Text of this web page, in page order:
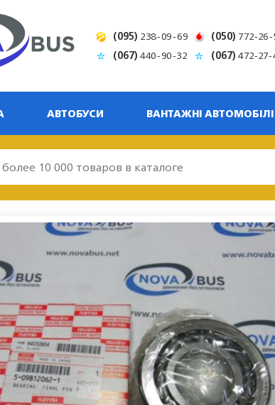
(095) 238-09-69 (050) 772-
(067)440-90-32 (067)472-
АВТОБУСИ ВАНТАЖНІ АВТОМОБІЛІ